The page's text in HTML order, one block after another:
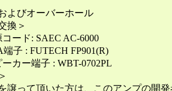
よびオーバーホール
換＞
コード: SAEC AC-6000
端子 : FUTECH FP901(R)
ーカー端子 : WBT-0702PL
譲って頂いた方は、このアンプの開